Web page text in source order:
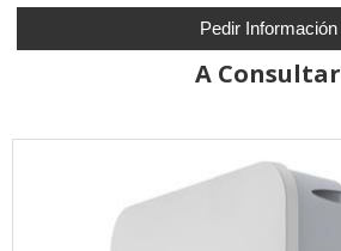
Pedir Información
A Consultar